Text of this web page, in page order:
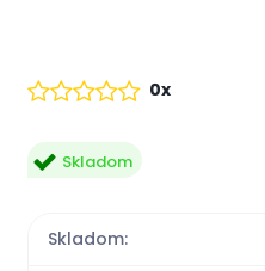
Skladom
0x
Skladom: